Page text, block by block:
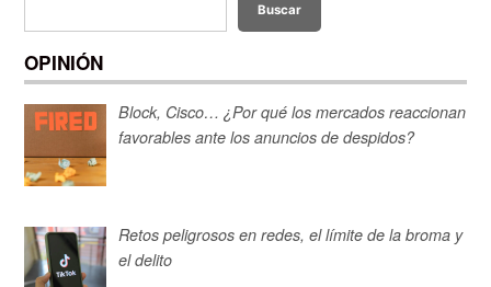
Buscar
OPINIÓN
Block, Cisco… ¿Por qué los mercados reaccionan
favorables ante los anuncios de despidos?
Retos peligrosos en redes, el límite de la broma y
el delito